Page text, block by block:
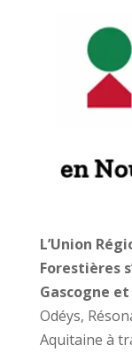
L’Union
Forestières
Gascogne
Odéys,
Aquitaine à